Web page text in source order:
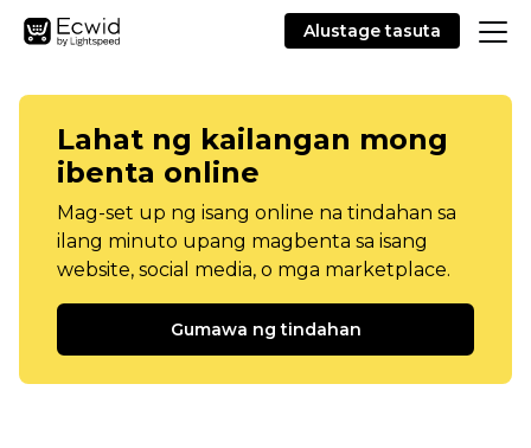
Alustage tasuta
Lahat ng kailangan mong
ibenta online
Mag-set up ng isang online na tindahan sa
ilang minuto upang magbenta sa isang
website, social media, o mga marketplace.
Gumawa ng tindahan